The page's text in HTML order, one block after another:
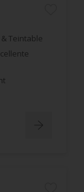
Teintable